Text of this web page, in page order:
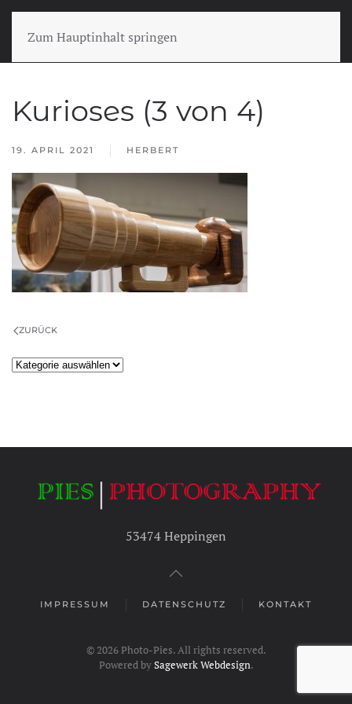
Zum Hauptinhalt springen
Kurioses (3 von 4)
19. APRIL 2021 HERBERT
ZURÜCK
Kategorien
53474 Heppingen
IMPRESSUM DATENSCHUTZ KONTAKT
© 2026Photo-Pies. All rights reserved.
Powered bySagewerk Webdesign.